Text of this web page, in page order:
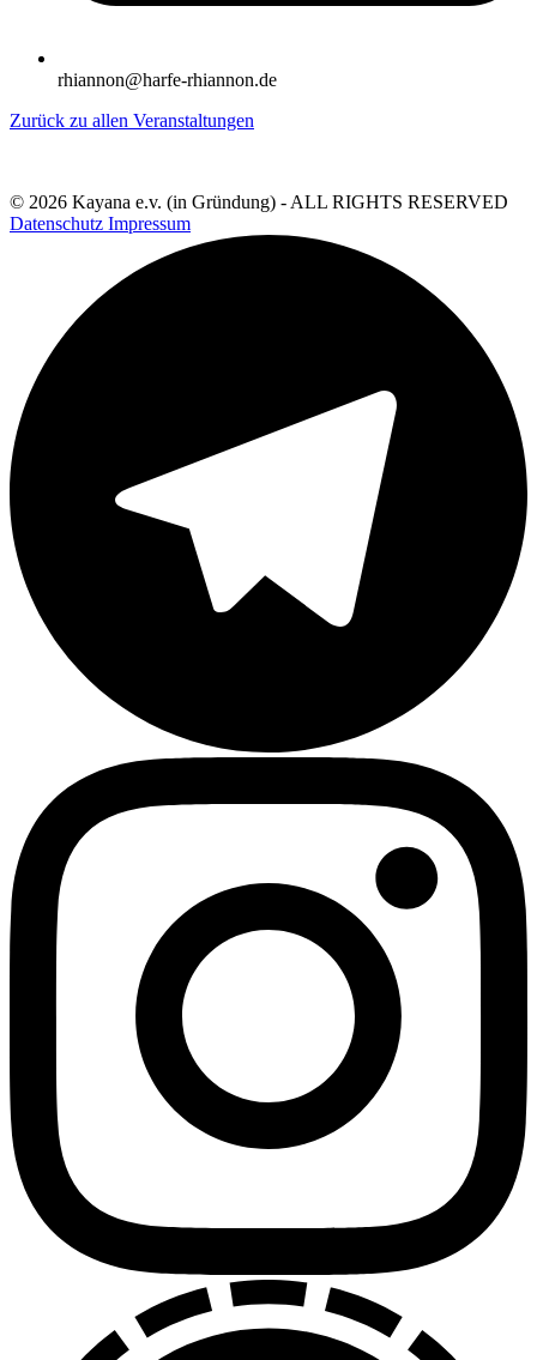
rhiannon@harfe-rhiannon.de
Zurück zu allen Veranstaltungen
© 2026 Kayana e.v. (in Gründung) - ALL RIGHTS RESERVED
Datenschutz Impressum